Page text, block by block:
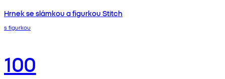
Hrnek se slámkou a figurkou Stitch
s figurkou
100